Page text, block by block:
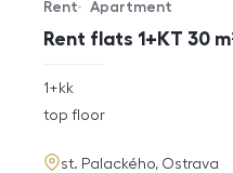
Rent flats 1+KT 30
Offer type
Rent
Property type
Apartment
rozměry
disposition
1+kk
funkce
top floor
adresa
st. Palackého, Ostrava